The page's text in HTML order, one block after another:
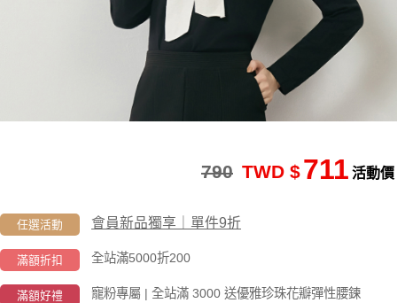
活動價
711
TWD $
790
任選活動 會員新品獨享｜單件9折
滿額折扣 全站滿5000折200
滿額好禮 寵粉專屬 | 全站滿 3000 送優雅珍珠花瓣彈性腰鍊